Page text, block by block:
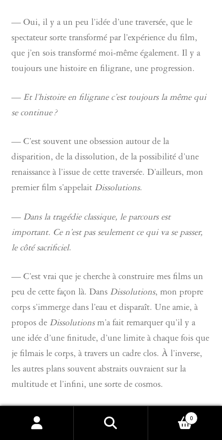
— Oui, il y a un peu l’idée d’une traversée, que le
spectateur sorte transformé par l’expérience du film,
que j’en sois transformé moi-même également. Il y a
toujours une histoire en filigrane, une progression.
— Et l’histoire en filigrane c’est toujours la même qui
se continue ?
— C’est souvent une obsession autour de la
disparition, de la dissolution, de la possibilité d’une
renaissance à l’issue de cette traversée. D’ailleurs, mon
premier film s’appelait Dissolutions.
— Dans la tragédie classique, le parcours est
important. Ce n’est pas seulement ce qui va se passer,
le côté sacrificiel.
— C’est vrai que je cherche à construire mes films un
peu de cette façon là. Dans Dissolutions, mon propre
corps s’immerge dans l’eau et disparaît. Une amie, à
propos de Dissolutionsm’a fait remarquer qu’il y a
une idée d’une finitude, d’une limite à chaque fois que
je filmais le corps, à travers un cadre clos. À l’inverse,
les autres plans souvent abstraits ouvraient sur la
multitude et l’infini, une sorte de cosmos.
L’infinité et la multitude, quand tu filmes l’eau et
les nuages, on la voit bien, mais quand tu filmes les
Recherche
Recherche
0